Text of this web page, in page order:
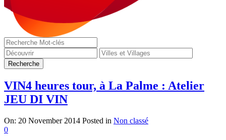
VIN4 heures tour, à La Palme : Atelier
JEU DI VIN
On: 20 November 2014 Posted in Non classé
0